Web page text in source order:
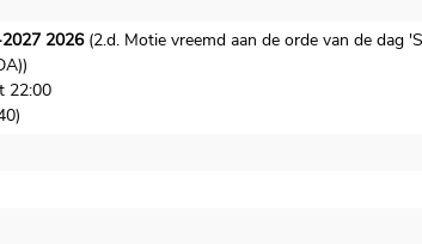
2026(2.d. Motie vreemd aan de orde van de dag
22:00